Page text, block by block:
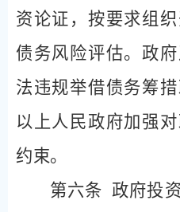
资论证，按要求组
债务风险评估。政
法违规举借债务筹
以上人民政府加强
约束。
第六条 政府投